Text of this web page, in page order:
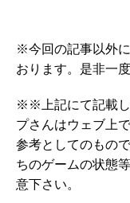
※今回の記事以外に
おります。是非一
※※上記にて記載し
プさんはウェブ上
参考としてのもの
ちのゲームの状態
意下さい。